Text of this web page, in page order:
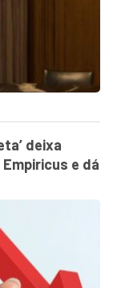
deixa
e dá